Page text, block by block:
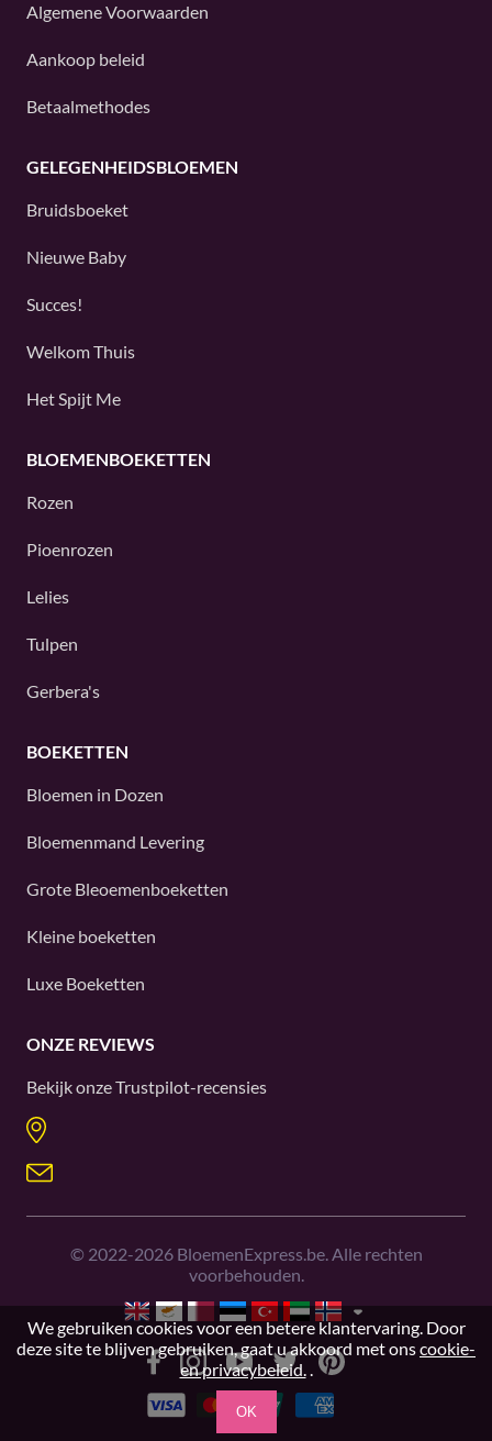
Algemene Voorwaarden
Aankoop beleid
Betaalmethodes
GELEGENHEIDSBLOEMEN
Bruidsboeket
Nieuwe Baby
Succes!
Welkom Thuis
Het Spijt Me
BLOEMENBOEKETTEN
Rozen
Pioenrozen
Lelies
Tulpen
Gerbera's
BOEKETTEN
Bloemen in Dozen
Bloemenmand Levering
Grote Bleoemenboeketten
Kleine boeketten
Luxe Boeketten
ONZE REVIEWS
Bekijk onzeTrustpilot-recensies
© 2022-2026BloemenExpress.be. Alle rechten
voorbehouden.
We gebruiken cookies voor een betere klantervaring. Door
deze site te blijven gebruiken, gaat u akkoord met onscookie-
en privacybeleid..
OK